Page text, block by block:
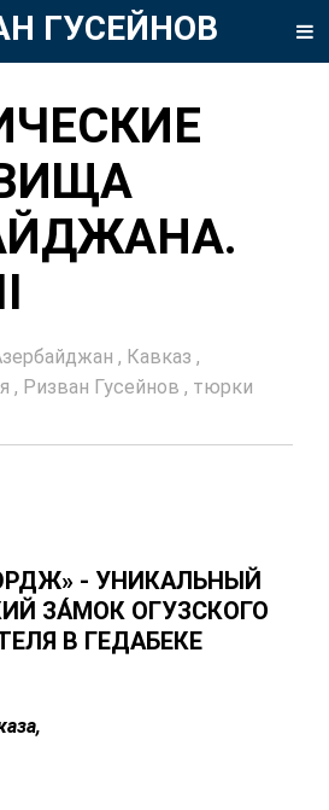
ГУСЕЙНОВ
, Кавказ ,
, Ризван Гусейнов , тюрки
- УНИКАЛЬНЫЙ
ЗА́МОК ОГУЗСКОГО
В ГЕДАБЕКЕ